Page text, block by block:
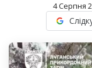
4 Серпня